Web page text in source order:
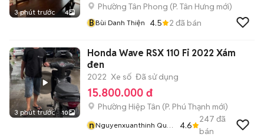
3 phút trước 4
Phường Tân Phong (P. Tân Hưng mới)
BBùi Danh Thiện 4.5 2 đã bán
3 phút trước 10
Honda Wave RSX 110 Fi 2022 Xám
đen
2022 Xe số Đã sử dụng
15.800.000 đ
Phường Hiệp Tân (P. Phú Thạnh mới)
nNguyenxuanthinh Quận
4.6
247 đã
bán